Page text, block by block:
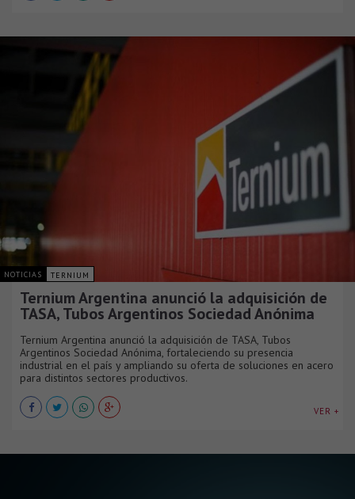
NOTICIAS TERNIUM
Ternium Argentina anunció la adquisición de
TASA, Tubos Argentinos Sociedad Anónima
Ternium Argentina anunció la adquisición de TASA, Tubos
Argentinos Sociedad Anónima, fortaleciendo su presencia
industrial en el país y ampliando su oferta de soluciones en acero
para distintos sectores productivos.
VER +